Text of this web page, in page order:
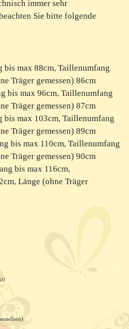
immer sehr
Sie bitte folgende
bis max 88cm, Taillenumfang
Träger gemessen) 86cm
bis max 96cm, Taillenumfang
Träger gemessen) 87cm
bis max 103cm, Taillenumfang
Träger gemessen) 89cm
bis max 110cm, Taillenumfang
Träger gemessen) 90cm
bis max 116cm,
Länge (ohne Träger